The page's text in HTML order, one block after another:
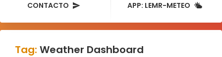
CONTACTO APP: LEMR-METEO
Tag: Weather Dashboard